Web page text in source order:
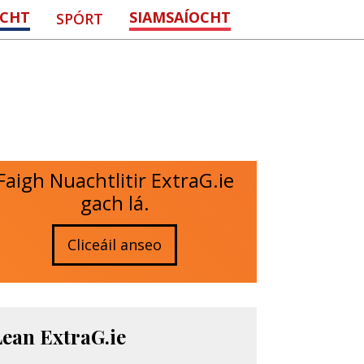
SPÓRT SIAMSAÍOCHT
Nuachtlitir ExtraG.ie
gach lá.
Cliceáil anseo
ExtraG.ie